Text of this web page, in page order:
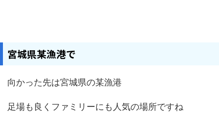
宮城県某漁港で
向かった先は宮城県の某漁港
足場も良くファミリーにも人気の場所ですね